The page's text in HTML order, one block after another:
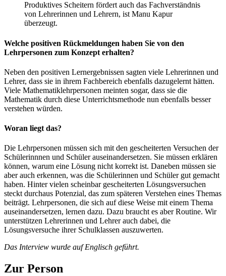
Produktives Scheitern fördert auch das Fachverständnis
von Lehrerinnen und Lehrern, ist Manu Kapur
überzeugt.
Welche positiven Rückmeldungen haben Sie von den
Lehrpersonen zum Konzept erhalten?
Neben den positiven Lernergebnissen sagten viele Lehrerinnen und
Lehrer, dass sie in ihrem Fachbereich ebenfalls dazugelernt hätten.
Viele Mathematiklehrpersonen meinten sogar, dass sie die
Mathematik durch diese Unterrichtsmethode nun ebenfalls besser
verstehen würden.
Woran liegt das?
Die Lehrpersonen müssen sich mit den gescheiterten Versuchen der
Schülerinnnen und Schüler auseinandersetzen. Sie müssen erklären
können, warum eine Lösung nicht korrekt ist. Daneben müssen sie
aber auch erkennen, was die Schülerinnen und Schüler gut gemacht
haben. Hinter vielen scheinbar gescheiterten Lösungsversuchen
steckt durchaus Potenzial, das zum späteren Verstehen eines Themas
beiträgt. Lehrpersonen, die sich auf diese Weise mit einem Thema
auseinandersetzen, lernen dazu. Dazu braucht es aber Routine. Wir
unterstützen Lehrerinnen und Lehrer auch dabei, die
Lösungsversuche ihrer Schulklassen auszuwerten.
Das Interview wurde auf Englisch geführt.
Zur Person